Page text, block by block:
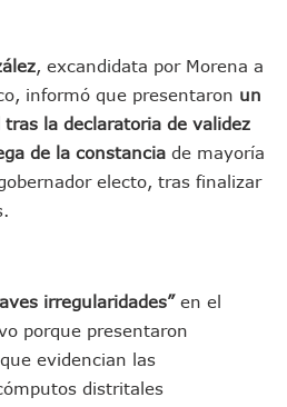
12.6 MDP En Remodelar Urgencias Del
Terminarán El Centro Regional De Autismo
Fortalece Su Promoción En California Con
Un RZR, Principal Hipótesis Por La Muerte
Lemus Inaugurará El Sistema De
Busca Beneficiar A 100 Familias De
Filas Por La Defensa Del Agua De Calidad
Por Cocodrilos Mantienen Restricciones
El Abandono Y Comienza Una Nueva Vida
600 Mil Empleos; Solo Generó 262 Mil
Destruye Edificios Y Puentes En
, excandidata por Morena a
informó que presentaron un
la declaratoria de validez
de la constancia de mayoría
electo, tras finalizar
irregularidades”en el
porque presentaron
evidencian las
distritales